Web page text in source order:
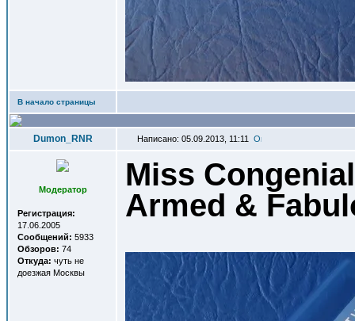
В начало страницы
Dumon_RNR Написано: 05.09.2013, 11:11
Модератор
Регистрация:
17.06.2005
Сообщений: 5933
Обзоров: 74
Откуда: чуть не
доезжая Москвы
Miss
Armed &